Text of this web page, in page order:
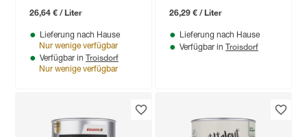
26,64 € / Liter
Lieferung nach Hause
Nur wenige verfügbar
Verfügbar in Troisdorf
Nur wenige verfügbar
26,29 € / Liter
Lieferung nach Hause
Verfügbar in Troisdorf